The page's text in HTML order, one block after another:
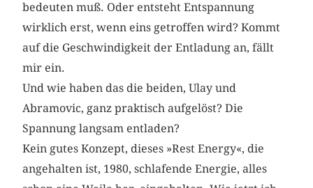
bedeuten muß. Oder entsteht Entspannung
wirklich erst, wenn eins getroffen wird? Kommt
auf die Geschwindigkeit der Entladung an, fällt
mir ein.
Und wie haben das die beiden, Ulay und
Abramovic, ganz praktisch aufgelöst? Die
Spannung langsam entladen?
Kein gutes Konzept, dieses »Rest Energy«, die
angehalten ist, 1980, schlafende Energie, alles